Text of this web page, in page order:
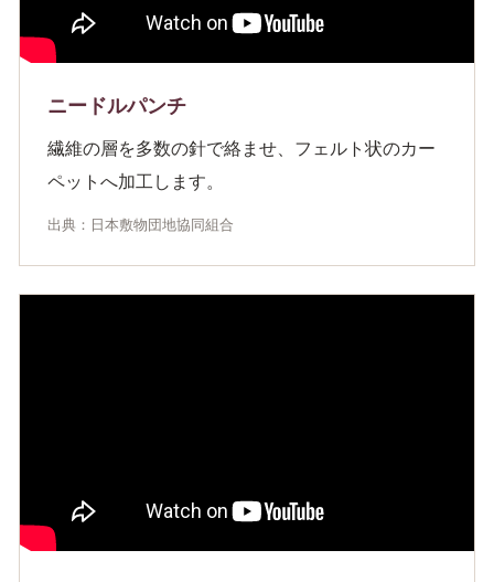
ニードルパンチ
繊維の層を多数の針で絡ませ、フェルト状のカー
ペットへ加工します。
出典：日本敷物団地協同組合